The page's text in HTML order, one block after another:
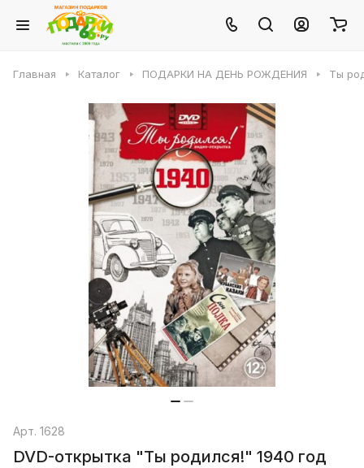
Главная Каталог ПОДАРКИ НА ДЕНЬ РОЖДЕНИЯ Ты
Арт. 1628
DVD-открытка "Ты родился!" 1940 год